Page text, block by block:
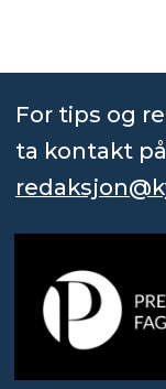
For tips og
ta kontakt på